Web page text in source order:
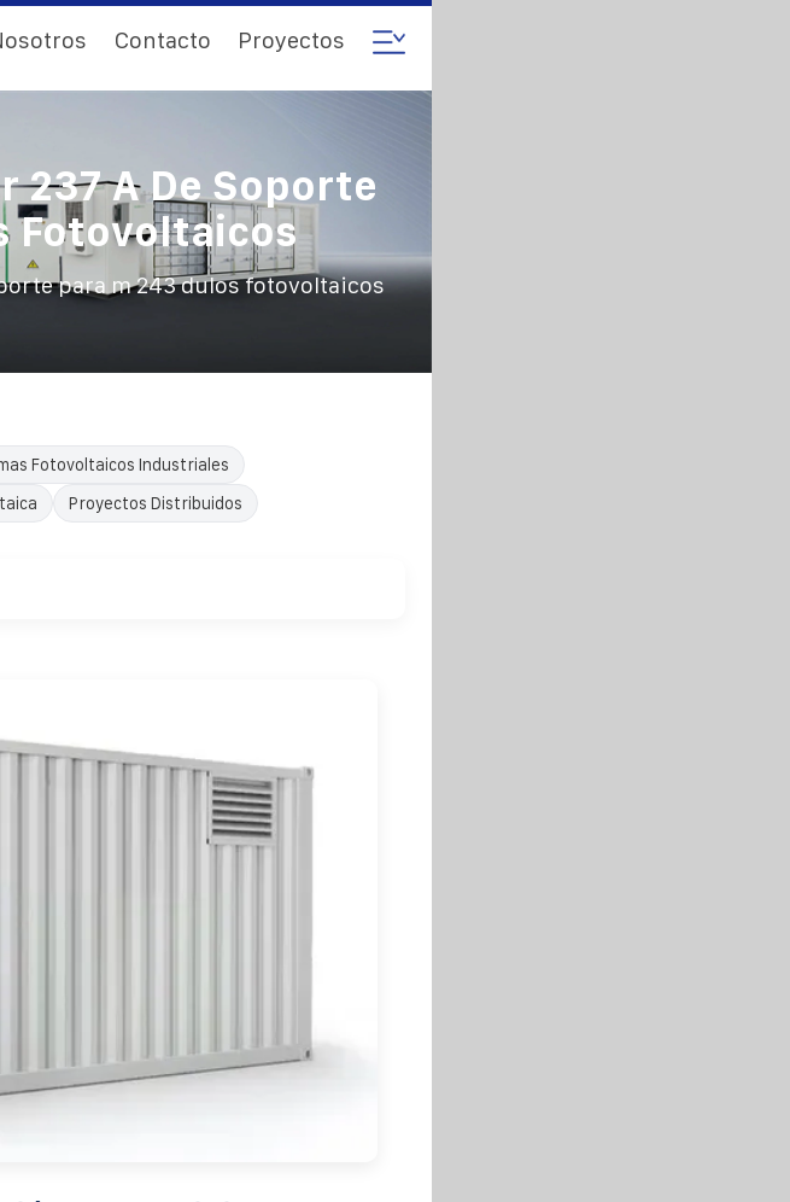
Contacto Proyectos
237 A De Soporte
Fotovoltaicos
para m 243 dulos fotovoltaicos
Fotovoltaicos Industriales
Proyectos Distribuidos